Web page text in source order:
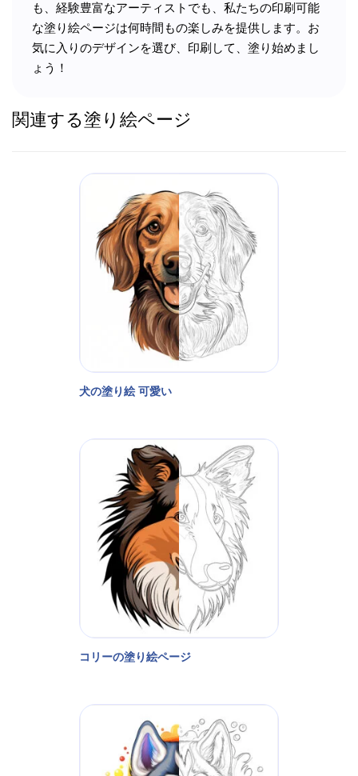
も、経験豊富なアーティストでも、私たちの印刷可能
な塗り絵ページは何時間もの楽しみを提供します。お
気に入りのデザインを選び、印刷して、塗り始めまし
ょう！
関連する塗り絵ページ
犬の塗り絵 可愛い
コリーの塗り絵ページ